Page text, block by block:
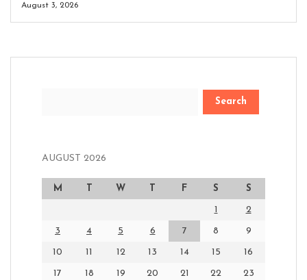
August 3, 2026
AUGUST 2026
M T W T F S S
1 2
3 4 5 6 7 8 9
10 11 12 13 14 15 16
17 18 19 20 21 22 23